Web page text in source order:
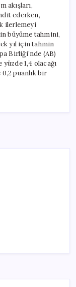
akışları,
ederken,
ilerlemeyi
büyüme tahmini,
yıl için tahmin
Birliği’nde (AB)
yüzde 1,4 olacağı
puanlık bir